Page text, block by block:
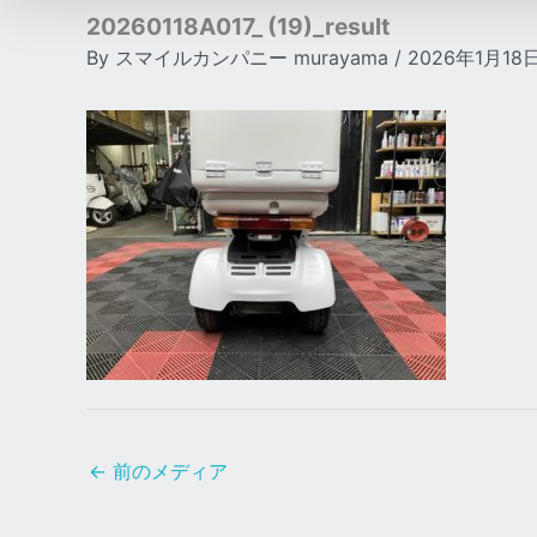
20260118A017_ (19)_result
By スマイルカンパニー murayama / 2026年1月18
← 前のメディア